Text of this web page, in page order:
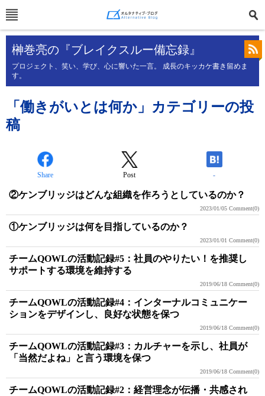
榊巻亮の『ブレイクスルー備忘録』
プロジェクト、笑い、学び、心に響いた一言。 成長のキッカケ書き留めま
す。
「働きがいとは何か」カテゴリーの投
稿
Share Post -
②ケンブリッジはどんな組織を作ろうとしているのか？
2023/01/05 Comment(0)
①ケンブリッジは何を目指しているのか？
2023/01/01 Comment(0)
チームQOWLの活動記録#5：社員のやりたい！を推奨し
サポートする環境を維持する
2019/06/18 Comment(0)
チームQOWLの活動記録#4：インターナルコミュニケー
ションをデザインし、良好な状態を保つ
2019/06/18 Comment(0)
チームQOWLの活動記録#3：カルチャーを示し、社員が
「当然だよね」と言う環境を保つ
2019/06/18 Comment(0)
チームQOWLの活動記録#2：経営理念が伝播・共感され